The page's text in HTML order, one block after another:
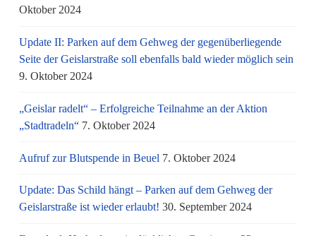
Oktober 2024
Update II: Parken auf dem Gehweg der gegenüberliegende
Seite der Geislarstraße soll ebenfalls bald wieder möglich sein
9. Oktober 2024
„Geislar radelt“ – Erfolgreiche Teilnahme an der Aktion
„Stadtradeln“ 7. Oktober 2024
Aufruf zur Blutspende in Beuel 7. Oktober 2024
Update: Das Schild hängt – Parken auf dem Gehweg der
Geislarstraße ist wieder erlaubt! 30. September 2024